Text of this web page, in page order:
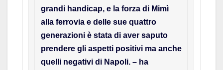
grandi handicap, e la forza di Mimì
alla ferrovia e delle sue quattro
generazioni è stata di aver saputo
prendere gli aspetti positivi ma anche
quelli negativi di Napoli. – ha